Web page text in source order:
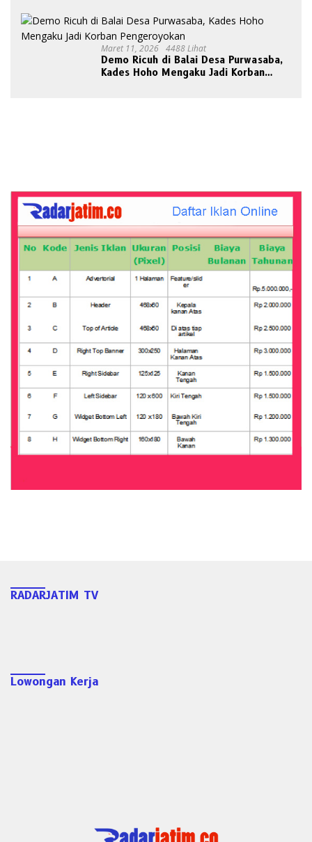
Maret 11, 2026 4488 Lihat
Demo Ricuh di Balai Desa Purwasaba,
Kades Hoho Mengaku Jadi Korban
RADARJATIM TV
Lowongan Kerja